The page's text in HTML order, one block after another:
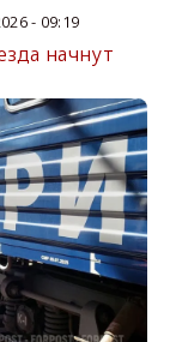
- 09:19
начнут